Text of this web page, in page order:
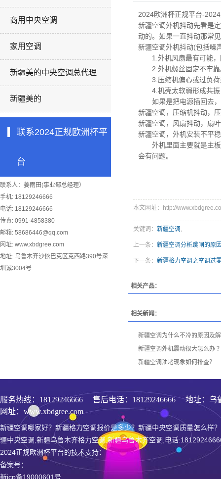
商用中央空调
家用空调
新疆美的中央空调总代理
新疆美的
联系2024正规欧洲杯平
台
联系人：姜雨田(事业部总经理）
手机: 18129246666
电话: 18129246666
传真: 0991-4858380
邮箱: 58686446@qq.com
网址: www.xbdgree.com
地址: 乌鲁木齐沙依巴克区克西路390号深
圳诚3004号
2024欧洲杯正规平台-
新疆空调外机抖动先看是
动的。如果一直抖动那常
新疆空调外机抖动(包括噪
1.外机风扇最有可能，
2.外机螺丝固定不牢靠
3.压缩机偏心或过负荷
4.机壳太软弱形成共振
如果是把电源插回去，
新疆空调， 压缩机抖动，
新疆空调， 风扇抖动，扇
新疆空调， 外机安装不平
外机里面主要就是主板
会有问题。
本文网址：http://
关键词： 新疆空调 ,
上一条： 新疆空调分析跳闸的原
下一条： 新疆格力空调之空调过
相关产品：
相关新闻：
新疆空调为什么不冷的原因及
新疆空调外机震动很大怎么办
新疆空调油堵现象如何排查？
服务热线： 18129246666 售后电话：18129246666 地址：乌
网址：www.xbdgree.com
新疆空调哪家好？新疆格力空调报价是多少？新疆中央空调质量怎么样
疆中央空调,新疆乌鲁木齐格力空调,新疆乌鲁木齐空调,电话
2024正规欧洲杯平台的技术支持：
备案号：
新icp备19000601号